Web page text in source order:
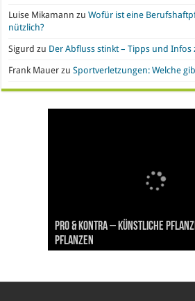
Luise Mikamann zuWofür ist eine
nützlich?
Sigurd zu Der Abfluss stinkt – Tipps und
Frank Mauer zuSportverletzungen: Welche
Handyvertrag oder Prepaid? Wo
und Nachteile
Nachgefragt: Ist Gold eine
Geldanlage?
Büroeinrichtung und IT leasen:
Vorteile
Pro & Kontra – künstliche
Pflanzen
Synthetische Kleidung – Vor- und
Polyesterstoff